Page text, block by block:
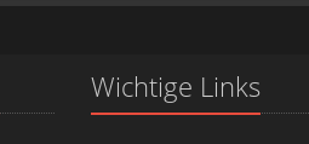
Wichtige Links